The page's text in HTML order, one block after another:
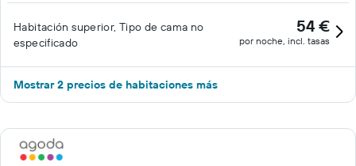
Habitación superior, Tipo de cama no
especificado
54 €
por noche, incl. tasas
Mostrar 2 precios de habitaciones más